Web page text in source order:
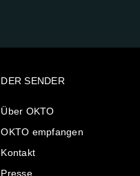
DER SENDER
Über OKTO
OKTO empfangen
Kontakt
Presse